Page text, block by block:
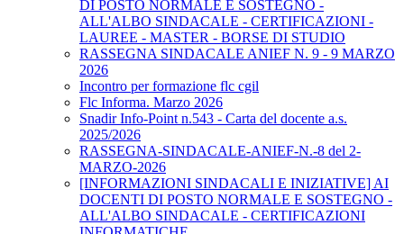
DI POSTO NORMALE E SOSTEGNO -
ALL'ALBO SINDACALE - CERTIFICAZIONI -
LAUREE - MASTER - BORSE DI STUDIO
RASSEGNA SINDACALE ANIEF N. 9 - 9 MARZO
2026
Incontro per formazione flc cgil
Flc Informa. Marzo 2026
Snadir Info-Point n.543 - Carta del docente a.s.
2025/2026
RASSEGNA-SINDACALE-ANIEF-N.-8 del 2-
MARZO-2026
[INFORMAZIONI SINDACALI E INIZIATIVE] AI
DOCENTI DI POSTO NORMALE E SOSTEGNO -
ALL'ALBO SINDACALE - CERTIFICAZIONI